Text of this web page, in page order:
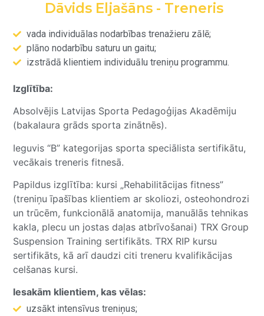
Dāvids Eljašāns - Treneris
vada individuālas nodarbības trenažieru zālē;
plāno nodarbību saturu un gaitu;
izstrādā klientiem individuālu treniņu programmu.
Izglītība:
Absolvējis Latvijas Sporta Pedagoģijas Akadēmiju
(bakalaura grāds sporta zinātnēs).
Ieguvis “B” kategorijas sporta speciālista sertifikātu,
vecākais treneris fitnesā.
Papildus izglītība: kursi „Rehabilitācijas fitness”
(treniņu īpašības klientiem ar skoliozi, osteohondrozi
un trūcēm, funkcionālā anatomija, manuālās tehnikas
kakla, plecu un jostas daļas atbrīvošanai) TRX Group
Suspension Training sertifikāts. TRX RIP kursu
sertifikāts, kā arī daudzi citi treneru kvalifikācijas
celšanas kursi.
Iesakām klientiem, kas vēlas:
uzsākt intensīvus treniņus;